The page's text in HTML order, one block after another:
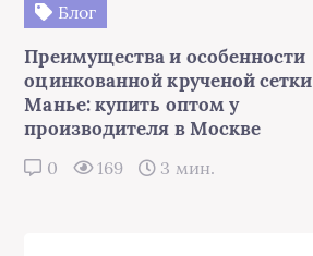
Блог
Преимущества и особенности
оцинкованной крученой сетки
Манье: купить оптом у
производителя в Москве
0 169 3 мин.